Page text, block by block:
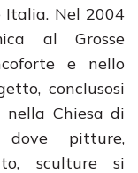
Italia. Nel 2004
al Grosse
e nello
conclusosi
Chiesa di
pitture,
sculture si